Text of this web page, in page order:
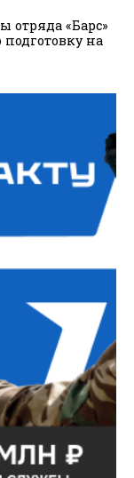
отряда «Барс»
на